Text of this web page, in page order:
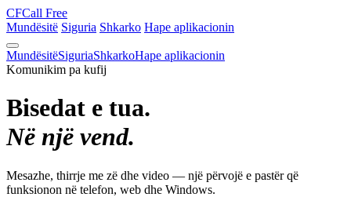
CFCall Free
Mundësitë Siguria Shkarko Hape aplikacionin
MundësitëSiguriaShkarkoHape aplikacionin
Komunikim pa kufij
Bisedat e tua.
Në një vend.
Mesazhe, thirrje me zë dhe video — një përvojë e pastër që
funksionon në telefon, web dhe Windows.